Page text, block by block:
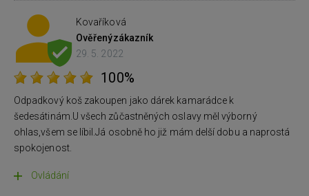
Kovaříková
Ověřenýzákazník
29. 5. 2022
100%
Odpadkový koš zakoupen jako dárek kamarádce k
šedesátinám.U všech zůčastněných oslavy měl výborný
ohlas,všem se líbil.Já osobně ho již mám delší dobu a naprostá
spokojenost.
Ovládání